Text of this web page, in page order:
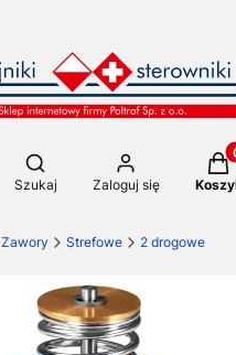
Otwórz wyszukiwarkę
Szukaj Zaloguj się
Zawory Strefowe 2 drogowe